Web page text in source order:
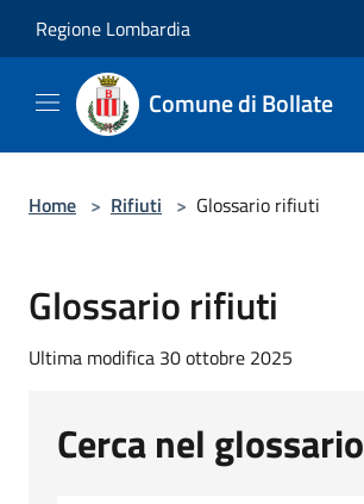
Regione Lombardia
Comune di Bollate
Home > Rifiuti > Glossario rifiuti
Glossario rifiuti
Ultima modifica 30 ottobre 2025
Cerca nel glossario